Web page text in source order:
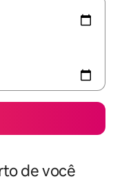
de você